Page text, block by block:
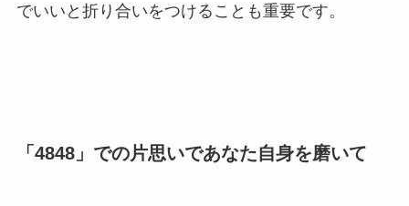
でいいと折り合いをつけることも重要です。
「4848」での片思いであなた自身を磨いて